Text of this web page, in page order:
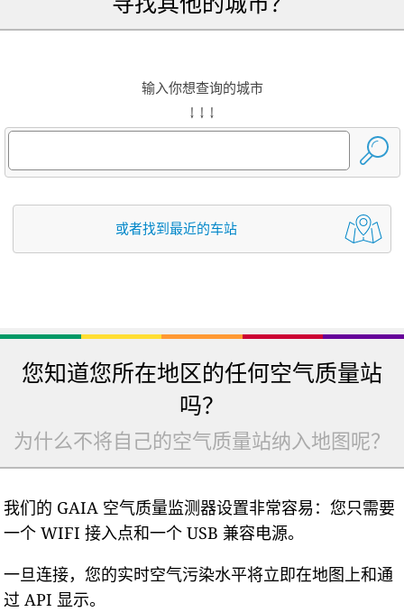
输入你想查询的城市
↓ ↓ ↓
或者找到最近的车站
您知道您所在地区的任何空气质量站
吗？
为什么不将自己的空气质量站纳入地图呢？
我们的 GAIA 空气质量监测器设置非常容易：您只需要
一个 WIFI 接入点和一个 USB 兼容电源。
一旦连接，您的实时空气污染水平将立即在地图上和通
过 API 显示。